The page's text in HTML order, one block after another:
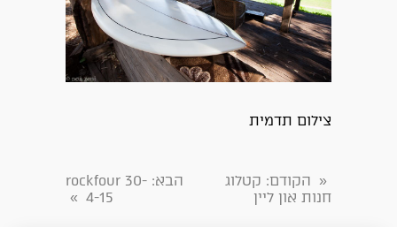
צילום תדמית
« הקודם: קטלוג
חנות און ליין
הבא : rockfour 30-
4-15
»